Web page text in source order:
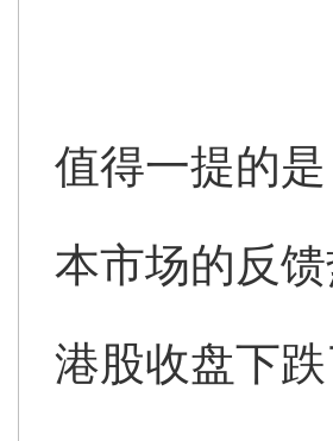
值得一提的
本市场的反
港股收盘下